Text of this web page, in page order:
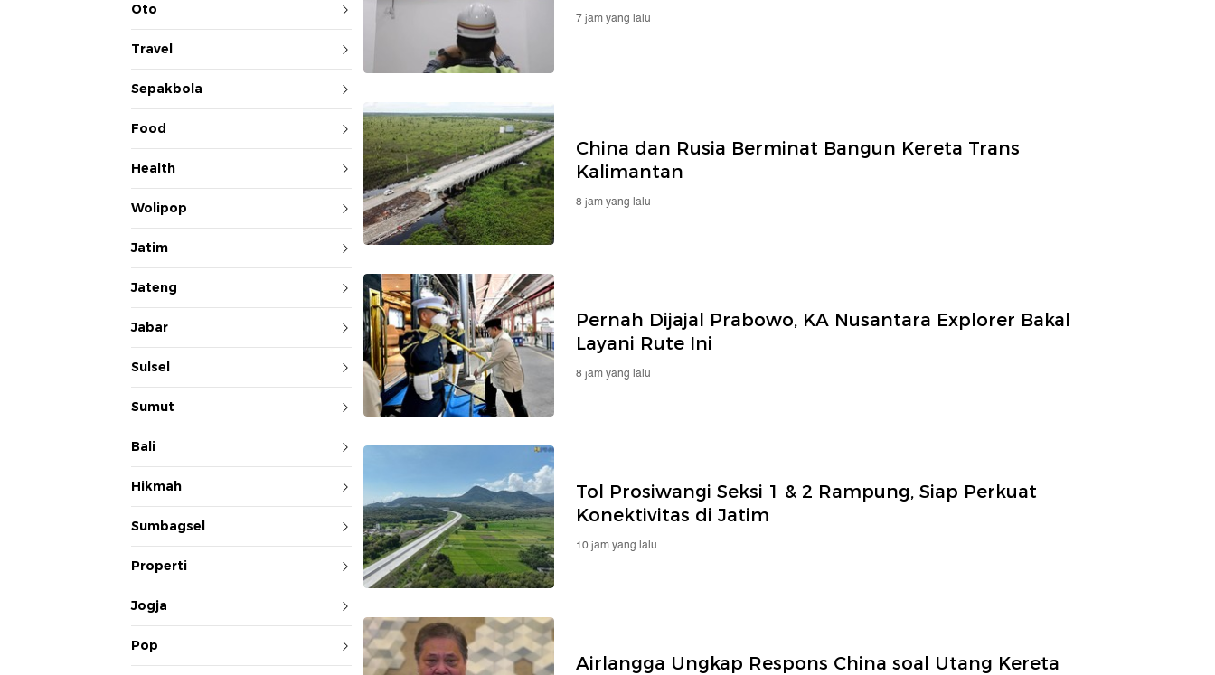
Oto
Travel
Sepakbola
Food
Health
Wolipop
Jatim
Jateng
Jabar
Sulsel
Sumut
Bali
Hikmah
Sumbagsel
Properti
Jogja
Pop
7 jam yang lalu
China dan Rusia Berminat Bangun Kereta Trans
Kalimantan
8 jam yang lalu
Pernah Dijajal Prabowo, KA Nusantara Explorer Bakal
Layani Rute Ini
8 jam yang lalu
Tol Prosiwangi Seksi 1 & 2 Rampung, Siap Perkuat
Konektivitas di Jatim
10 jam yang lalu
Airlangga Ungkap Respons China soal Utang Kereta